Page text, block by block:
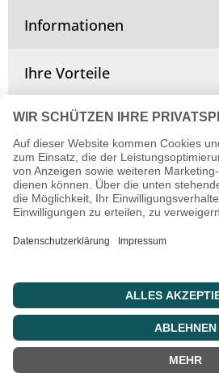
Informationen
Ihre Vorteile
© Copyright 2025 | Alle